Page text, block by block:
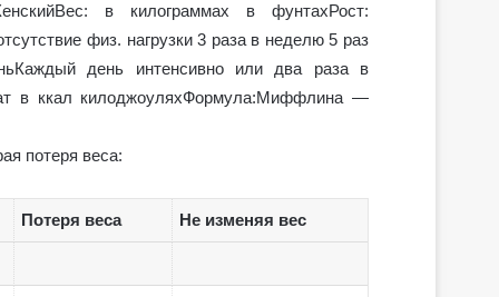
в килограммах в фунтахРост:
физ. нагрузки 3 раза в неделю 5 раз
день интенсивно или два раза в
в ккал килоджоуляхФормула:Миффлина —
потеря веса:
Потеря веса Не изменяя вес